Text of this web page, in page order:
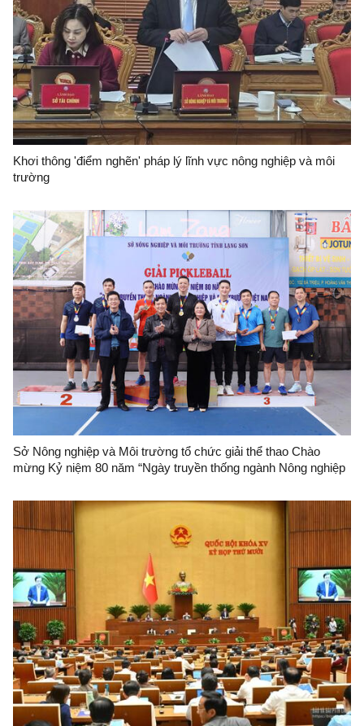
Khơi thông 'điểm nghẽn' pháp lý lĩnh vực nông nghiệp và môi
trường
Sở Nông nghiệp và Môi trường tổ chức giải thể thao Chào
mừng Kỷ niệm 80 năm “Ngày truyền thống ngành Nông nghiệp